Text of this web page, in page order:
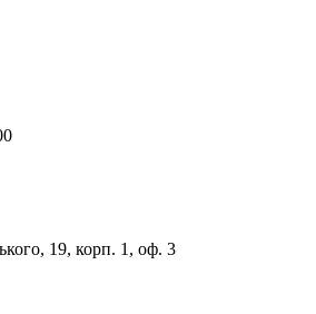
19, корп. 1, оф. 3